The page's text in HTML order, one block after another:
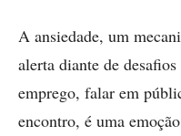
A ansiedade, um
alerta diante de
emprego, falar em
encontro, é uma